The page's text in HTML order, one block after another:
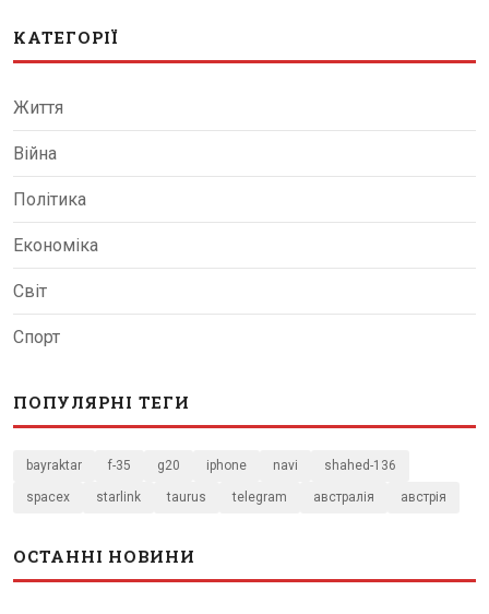
КАТЕГОРІЇ
Життя
Війна
Політика
Економіка
Світ
Спорт
ПОПУЛЯРНІ ТЕГИ
bayraktar f-35 g20 iphone navi shahed-136
spacex starlink taurus telegram австралія австрія
ОСТАННІ НОВИНИ